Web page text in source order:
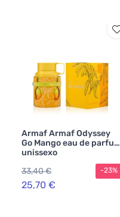
Armaf Armaf Odyssey
Go Mango eau de parfum
unissexo
33,40 €
25,70 €
-23%